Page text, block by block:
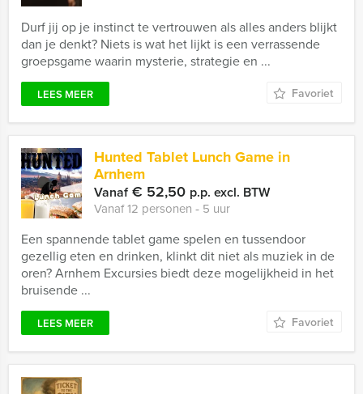
Durf jij op je instinct te vertrouwen als alles anders blijkt
dan je denkt? Niets is wat het lijkt is een verrassende
groepsgame waarin mysterie, strategie en ...
LEES MEER Favoriet
Hunted Tablet Lunch Game in
Arnhem
Vanaf€ 52,50 p.p. excl. BTW
Vanaf 12 personen ‐ 5 uur
Een spannende tablet game spelen en tussendoor
gezellig eten en drinken, klinkt dit niet als muziek in de
oren? Arnhem Excursies biedt deze mogelijkheid in het
bruisende ...
LEES MEER Favoriet